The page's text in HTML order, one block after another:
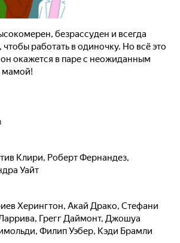
безрассуден и всегда
чтобы работать в одиночку. Но всё это
окажется в паре с неожиданным
мамой!
Клири, Роберт Фернандез,
Уайт
Херингтон, Акай Драко, Стефани
, Грегг Даймонт, Джошуа
, Филип Уэбер, Кэди Брамли